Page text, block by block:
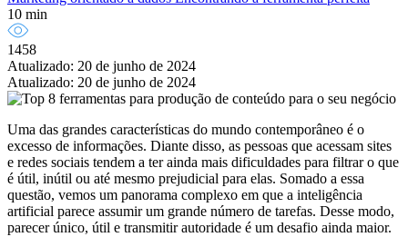
10 min
1458
Atualizado: 20 de junho de 2024
Atualizado: 20 de junho de 2024
Uma das grandes características do mundo contemporâneo é o
excesso de informações. Diante disso, as pessoas que acessam sites
e redes sociais tendem a ter ainda mais dificuldades para filtrar o que
é útil, inútil ou até mesmo prejudicial para elas. Somado a essa
questão, vemos um panorama complexo em que a inteligência
artificial parece assumir um grande número de tarefas. Desse modo,
parecer único, útil e transmitir autoridade é um desafio ainda maior.